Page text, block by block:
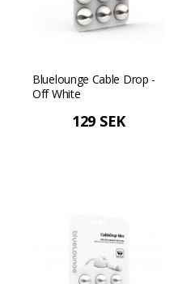
Bluelounge Cable Drop -
Off White
129 SEK